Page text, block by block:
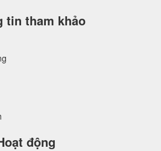
tin tham khảo
động